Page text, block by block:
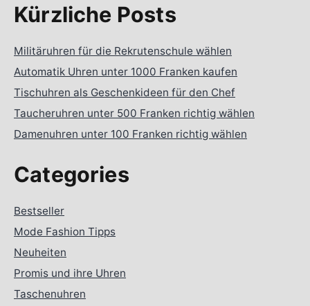
Kürzliche Posts
Militäruhren für die Rekrutenschule wählen
Automatik Uhren unter 1000 Franken kaufen
Tischuhren als Geschenkideen für den Chef
Taucheruhren unter 500 Franken richtig wählen
Damenuhren unter 100 Franken richtig wählen
Categories
Bestseller
Mode Fashion Tipps
Neuheiten
Promis und ihre Uhren
Taschenuhren